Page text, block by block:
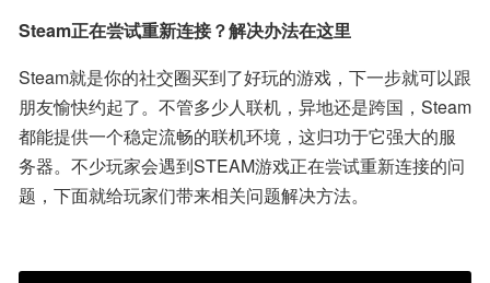
Steam正在尝试重新连接？解决办法在这里
Steam就是你的社交圈买到了好玩的游戏，下一步就可以跟
朋友愉快约起了。不管多少人联机，异地还是跨国，Steam
都能提供一个稳定流畅的联机环境，这归功于它强大的服
务器。不少玩家会遇到STEAM游戏正在尝试重新连接的问
题，下面就给玩家们带来相关问题解决方法。